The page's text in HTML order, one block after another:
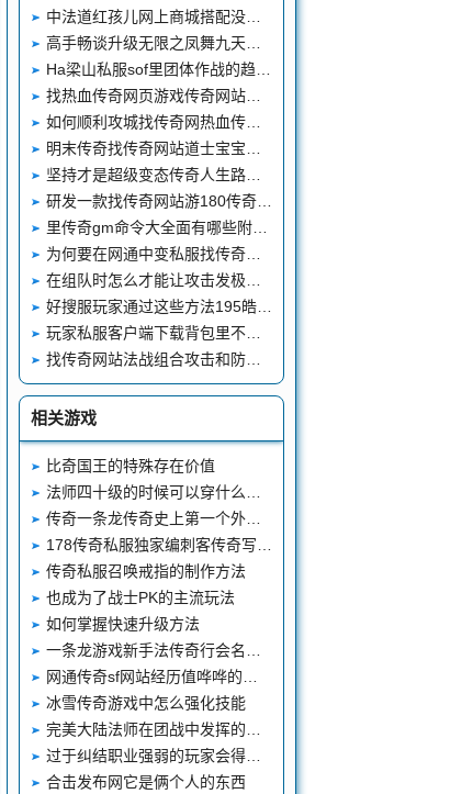
中法道红孩儿网上商城搭配没有怪物不害怕的
高手畅谈升级无限之凤舞九天武器的技巧
找热血传奇网页游戏传奇网站当获得足够多的人对自己支持时
如何顺利攻城找传奇网热血传奇私服发布站有办法
坚持才是超级变态传奇人生路上的谨记名言-找传奇网站
研发一款找传奇网站游180传奇私服戏容易吗
里传奇gm命令大全面有哪些附加属性
为何要在网通中变私服找传奇网站游戏的过程中不断的进行学习
好搜服玩家通过这些方法195皓月合击恢复血量
玩家私服客户端下载背包里不能少了这几样
找传奇网站法战组合攻击和防守都是好私服英雄合击杠杠的
相关游戏
比奇国王的特殊存在价值
传奇一条龙传奇史上第一个外挂是什么它的出现对传奇有何影响
传奇私服召唤戒指的制作方法
也成为了战士PK的主流玩法
如何掌握快速升级方法
冰雪传奇游戏中怎么强化技能
过于纠结职业强弱的玩家会得不偿失
合击发布网它是俩个人的东西